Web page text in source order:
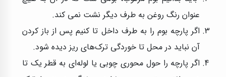
عنوان رنگ روغن به طرف دیگر نشت نمی کند.
اگر پارچه بوم را به طرف داخل تا کنیم پس از باز کردن
آن نباید در محل تا خوردگی ترک‌های ریز دیده شود.
اگر پارچه را حول محوری چوبی یا لوله‌ای به قطر یک تا